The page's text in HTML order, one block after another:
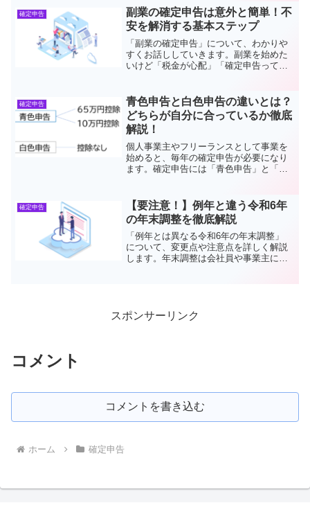
今回は、簡単かつ実践しやすい レシー
ト・領収書の整理整頓術...
確定申告
副業の確定申告は意外と簡単！不
安を解消する基本ステップ
「副業の確定申告」について、わかりや
すくお話ししていきます。副業を始めた
いけど「税金が心配」「確定申告って難
ら具体的なやり方まで解説するので、こ
れを読めば安心して一歩を...
確定申告
青色申告と白色申告の違いとは？
どちらが自分に合っているか徹底
解説！
個人事業主やフリーランスとして事業を
始めると、毎年の確定申告が必要になり
ます。確定申告には「青色申告」と「白
の2つのパターンが存在しますのでそれぞ
れの違いやメリッ...
確定申告
【要注意！】例年と違う令和6年
の年末調整を徹底解説
「例年とは異なる令和6年の年末調整」
について、変更点や注意点を詳しく解説
します。年末調整は会社員や事業主にと
スポンサーリンク
コメント
コメントを書き込む
ホーム 確定申告